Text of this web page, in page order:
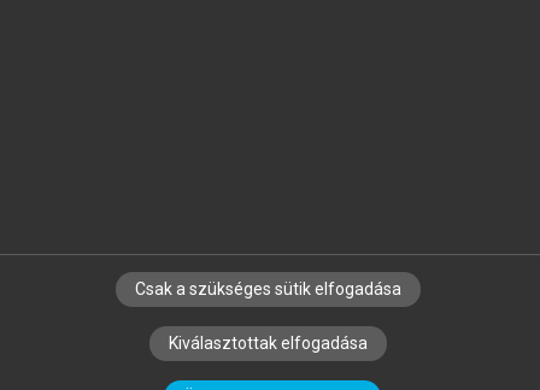
SZERZŐKNEK CÉGEKNEK KÖNYVTÁROSOKNAK
SZERKESZTÉSI ÉS LEKTORÁLÁSI ALAPELVEK
Csak a szükséges sütik elfogadása
Kiválasztottak elfogadása